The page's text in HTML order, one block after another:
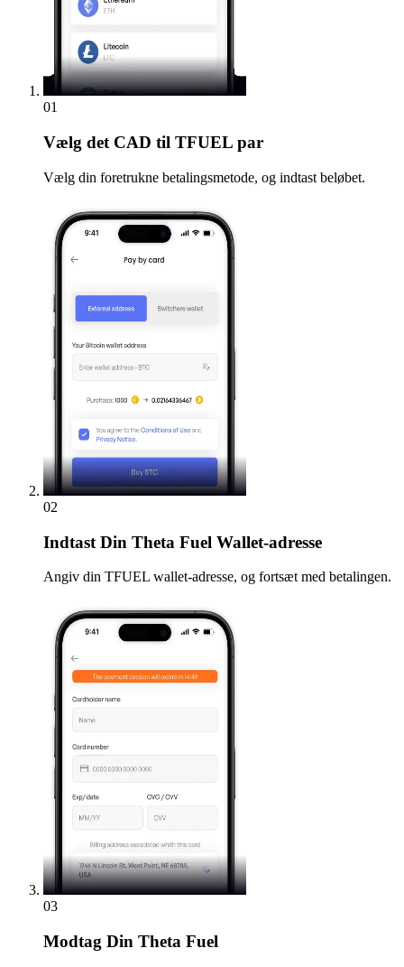
01
Vælg det CAD til TFUEL par
Vælg din foretrukne betalingsmetode, og indtast beløbet.
02
Indtast Din Theta Fuel Wallet-adresse
Angiv din TFUEL wallet-adresse, og fortsæt med betalingen.
03
Modtag Din Theta Fuel